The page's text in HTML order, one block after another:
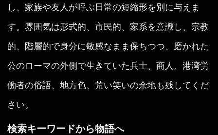
し、家族や友人が呼ぶ日常の短縮形を別に与えま
す。雰囲気は形式的、市民的、家系を意識し、宗教
的、階層的で身分に敏感なまま保ちつつ、磨かれた
公のローマの外側で生きていた兵士、商人、港湾労
働者の俗語、地方色、荒い笑いの余地も残してくだ
さい。
検索キーワードから物語へ